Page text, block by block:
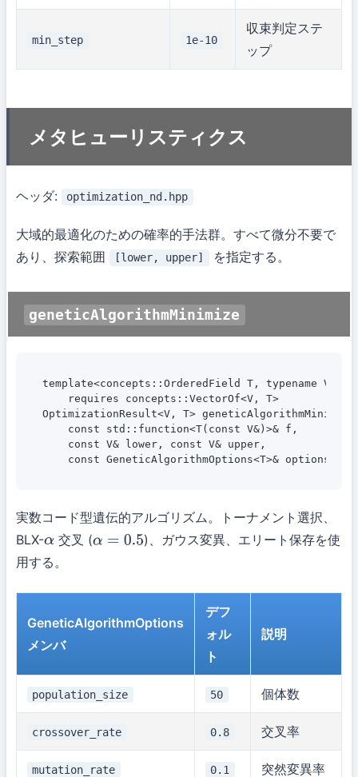
min_step 1e-10
収束判定ステ
ップ
メタヒューリスティクス
ヘッダ: optimization_nd.hpp
大域的最適化のための確率的手法群。すべて微分不要で
あり、探索範囲
[lower, upper] を指定する。
geneticAlgorithmMinimize
template<concepts::OrderedField T, typename V>
    requires concepts::VectorOf<V, T>
OptimizationResult<V, T>
    const std::function<T(const V&)>& f,
    const V& lower, const V& upper,
const GeneticAlgorithmOptions<T>& options =
実数コード型遺伝的アルゴリズム。トーナメント選択、
BLX-α交叉 (α=0.5
)、ガウス変異、エリート保存を使
用する。
GeneticAlgorithmOptions
メンバ
デフ
ォル
ト
説明
population_size 50 個体数
crossover_rate 0.8 交叉率
mutation_rate 0.1 突然変異率